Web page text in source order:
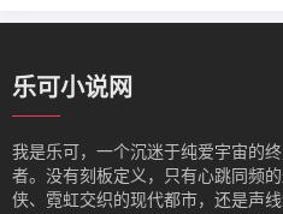
乐可小说网
我是‌乐可，一个沉迷于纯爱宇宙的
者。没有刻板定义，只有心跳同频
侠、霓虹交织的现代都市，还是声